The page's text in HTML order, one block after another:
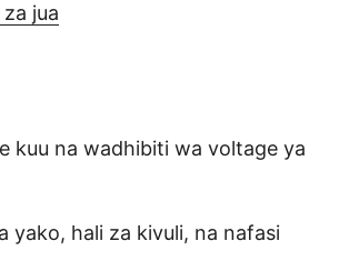
jua
kuu na wadhibiti wa voltage ya
yako, hali za kivuli, na nafasi